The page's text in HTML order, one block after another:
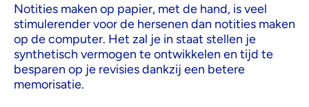
Notities maken op papier, met de hand, is veel
stimulerender voor de hersenen dan notities maken
op de computer. Het zal je in staat stellen je
synthetisch vermogen te ontwikkelen en tijd te
besparen op je revisies dankzij een betere
memorisatie.